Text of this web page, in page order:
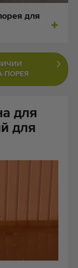
для
ПОРЕЯ
для
для